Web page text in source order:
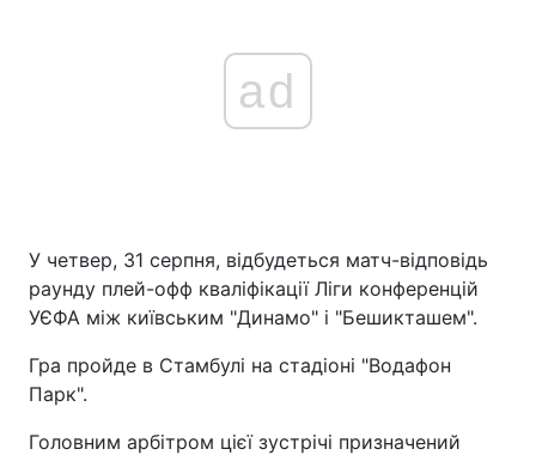
Головна Війна
Україна Політика
Економіка Світ
ad
У четвер, 31 серпня, відбудеться матч-відповідь
раунду плей-офф кваліфікації Ліги конференцій
УЄФА між київським "Динамо" і "Бешикташем".
Гра пройде в Стамбулі на стадіоні "Водафон
Парк".
Головним арбітром цієї зустрічі призначений